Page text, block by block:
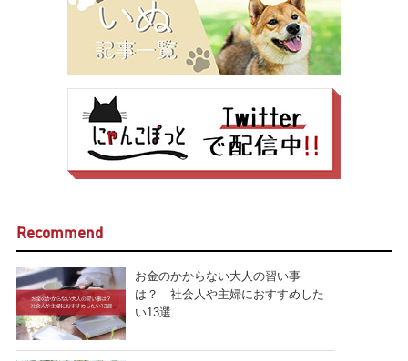
Recommend
お金のかからない大人の習い事
は？ 社会人や主婦におすすめした
い13選